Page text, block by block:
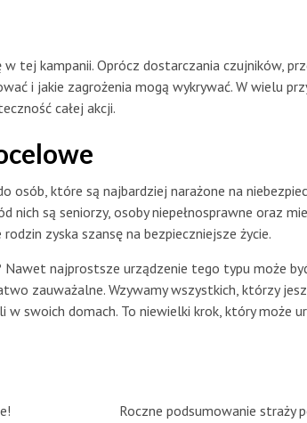
tej kampanii. Oprócz dostarczania czujników,
i jakie zagrożenia mogą wykrywać. W wielu
całej akcji.
osób, które są najbardziej narażone na
nich są seniorzy, osoby niepełnosprawne oraz
zyska szansę na bezpieczniejsze życie.
Nawet najprostsze urządzenie tego typu może
zauważalne. Wzywamy wszystkich, którzy
swoich domach. To niewielki krok, który może
Roczne podsumowanie straży